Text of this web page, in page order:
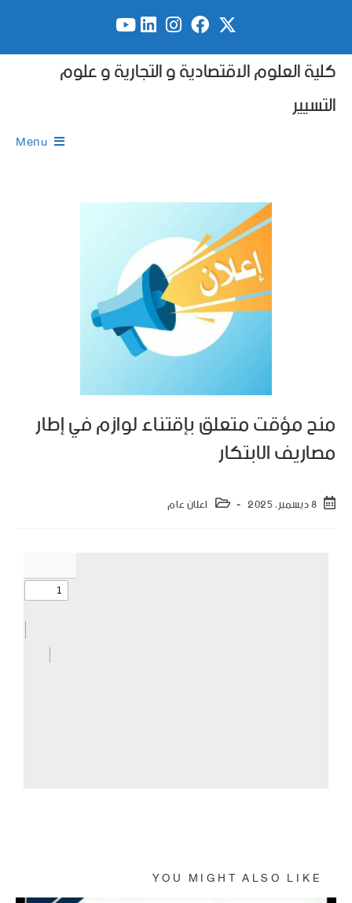
كلية العلوم الاقتصادية و التجارية و علوم
التسيير
Menu
منح مؤقت متعلق بإقتناء لوازم في إطار
مصاريف الابتكار
8 ديسمبر، 2025 اعلان عام
YOU MIGHT ALSO LIKE